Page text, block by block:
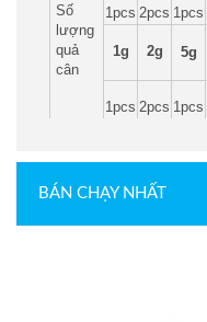
Số
lượng
quả
cân
1pcs 2pcs 1pcs
1g 2g 5g
1pcs 2pcs 1pcs
BÁN CHẠY NHẤT